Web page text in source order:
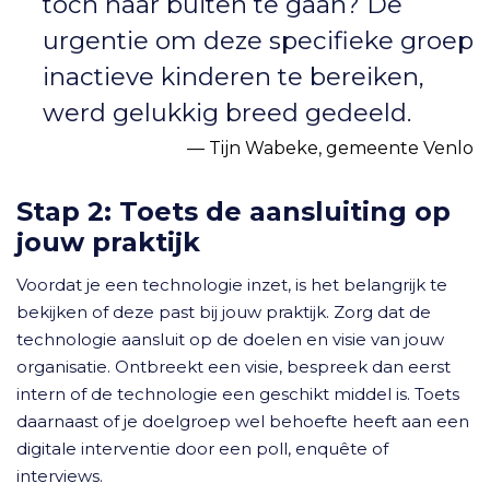
urgentie om deze specifieke groep
inactieve kinderen te bereiken,
werd gelukkig breed gedeeld.
Tijn Wabeke, gemeente Venlo
Stap 2: Toets de aansluiting op
jouw praktijk
Voordat je een technologie inzet, is het belangrijk te
bekijken of deze past bij jouw praktijk. Zorg dat de
technologie aansluit op de doelen en visie van jouw
organisatie. Ontbreekt een visie, bespreek dan eerst
intern of de technologie een geschikt middel is. Toets
daarnaast of je doelgroep wel behoefte heeft aan een
digitale interventie door een poll, enquête of
interviews.